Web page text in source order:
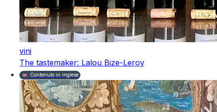
vini
The tastemaker: Lalou Bize-Leroy
Contenuto in inglese